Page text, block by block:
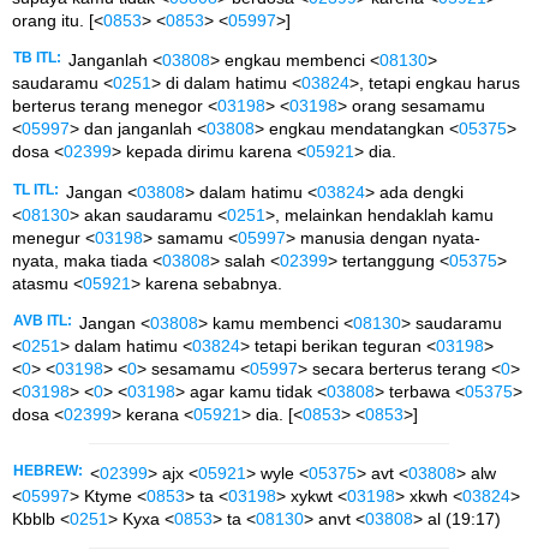
orang itu. [<0853> <0853> <05997>]
TB ITL: Janganlah <03808> engkau membenci <08130>
saudaramu <0251> di dalam hatimu <03824>, tetapi engkau harus
berterus terang menegor <03198> <03198> orang sesamamu
<05997> dan janganlah <03808> engkau mendatangkan <05375>
dosa <02399> kepada dirimu karena <05921> dia.
TL ITL: Jangan <03808> dalam hatimu <03824> ada dengki
<08130> akan saudaramu <0251>, melainkan hendaklah kamu
menegur <03198> samamu <05997> manusia dengan nyata-
nyata, maka tiada <03808> salah <02399> tertanggung <05375>
atasmu <05921> karena sebabnya.
AVB ITL: Jangan <03808> kamu membenci <08130> saudaramu
<0251> dalam hatimu <03824> tetapi berikan teguran <03198>
<0> <03198> <0> sesamamu <05997> secara berterus terang <0>
<03198> <0> <03198> agar kamu tidak <03808> terbawa <05375>
dosa <02399> kerana <05921> dia. [<0853> <0853>]
HEBREW: <02399> ajx <05921> wyle <05375> avt <03808> alw
<05997> Ktyme <0853> ta <03198> xykwt <03198> xkwh <03824>
Kbblb <0251> Kyxa <0853> ta <08130> anvt <03808> al (19:17)